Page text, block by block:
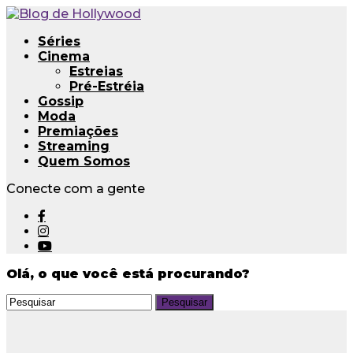
Séries
Cinema
Estreias
Pré-Estréia
Gossip
Moda
Premiações
Streaming
Quem Somos
Conecte com a gente
Olá, o que você está procurando?